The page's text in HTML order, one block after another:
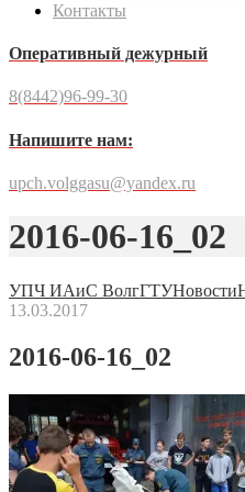
Контакты
Оперативный дежурный
8(8442)96-99-30
Напишите нам:
upch.volggasu@yandex.ru
2016-06-16_02
УПЧ ИАиС ВолгГТУНовости
13.03.2017
2016-06-16_02